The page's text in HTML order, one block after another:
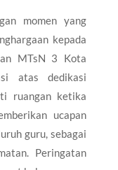
momen yang
kepada
MTsN 3 Kota
atas dedikasi
ruangan ketika
ucapan
guru, sebagai
Peringatan